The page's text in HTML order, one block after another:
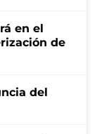
en el
de
del